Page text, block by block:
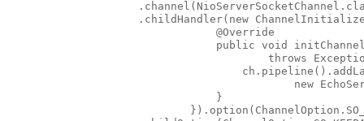
.childHandler(new
                                @Override
public void
throws
new
                                }